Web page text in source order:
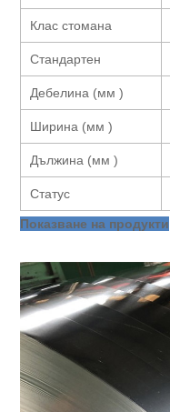
Клас стомана
Стандартен
Дебелина (мм )
Ширина (мм )
Дължина (мм )
Статус
Показване на продукти